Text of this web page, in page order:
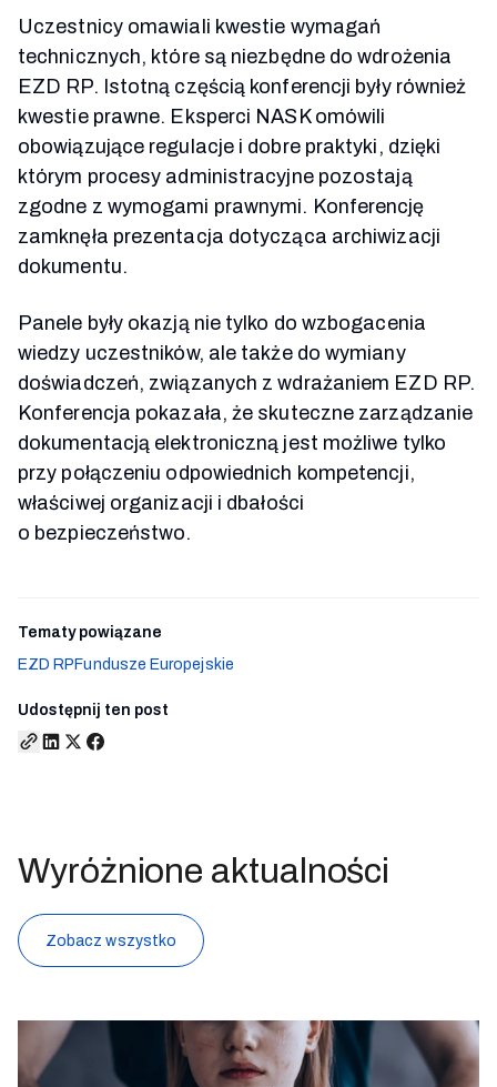
Uczestnicy omawiali kwestie wymagań
technicznych, które są niezbędne do wdrożenia
EZD RP. Istotną częścią konferencji były również
kwestie prawne. Eksperci NASK omówili
obowiązujące regulacje i dobre praktyki, dzięki
którym procesy administracyjne pozostają
zgodne z wymogami prawnymi. Konferencję
zamknęła prezentacja dotycząca archiwizacji
dokumentu.
Panele były okazją nie tylko do wzbogacenia
wiedzy uczestników, ale także do wymiany
doświadczeń, związanych z wdrażaniem EZD RP.
Konferencja pokazała, że skuteczne zarządzanie
dokumentacją elektroniczną jest możliwe tylko
przy połączeniu odpowiednich kompetencji,
właściwej organizacji i dbałości
o bezpieczeństwo.
Tematy powiązane
EZD RP Fundusze Europejskie
Udostępnij ten post
Wyróżnione aktualności
Zobacz wszystko